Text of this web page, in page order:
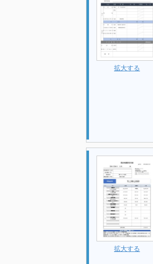
拡大する
拡大する